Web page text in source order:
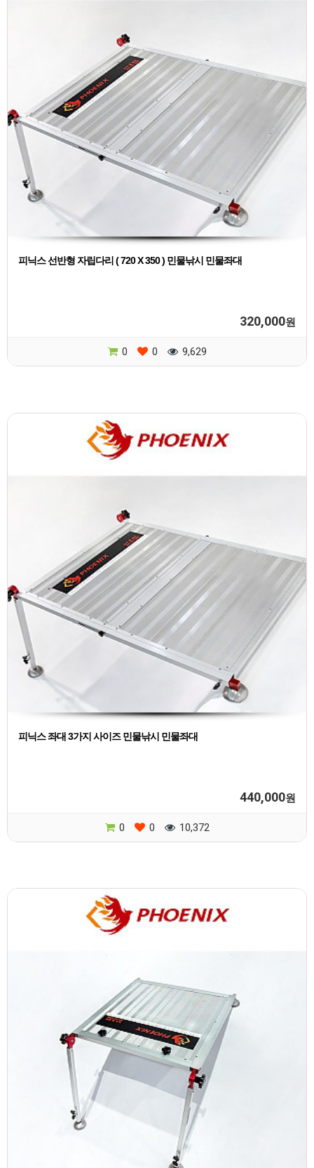
피닉스 선반형 자립다리 ( 720 X 350 ) 민물낚시 민물좌대
320,000원
0 0 9,629
피닉스 좌대 3가지 사이즈 민물낚시 민물좌대
440,000원
0 0 10,372